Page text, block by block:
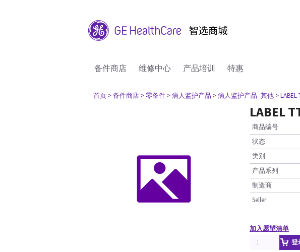
备件商店 维修中心 产品培训 特惠
首页 > 备件商店 > 零备件 > 病人监护产品 > 病人监护产品 -其他 > LABEL
LABEL
商品编号
状态
类别
产品系列
制造商
Seller
加入愿望清单
登